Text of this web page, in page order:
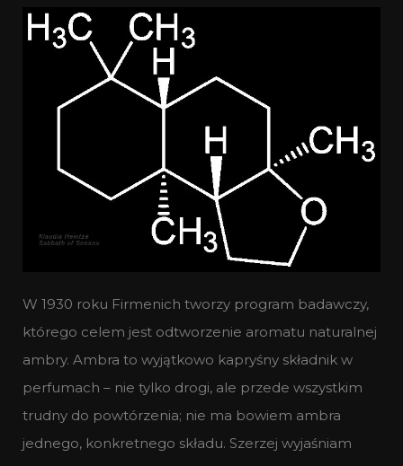
W 1930 roku Firmenich tworzy program badawczy,
którego celem jest odtworzenie aromatu naturalnej
ambry. Ambra to wyjątkowo kapryśny składnik w
perfumach – nie tylko drogi, ale przede wszystkim
trudny do powtórzenia; nie ma bowiem ambra
jednego, konkretnego składu. Szerzej wyjaśniam